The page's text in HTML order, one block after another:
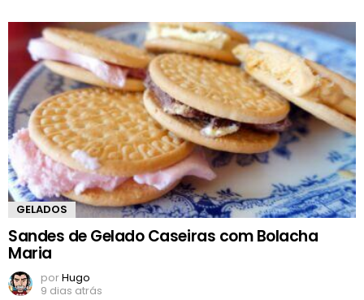
GELADOS
Sandes de Gelado Caseiras com Bolacha
Maria
porHugo
9 dias atrás